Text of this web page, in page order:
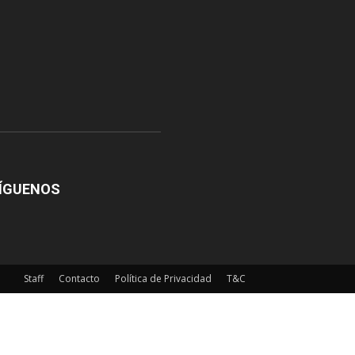
Staff Contacto Política de Privacidad T&C